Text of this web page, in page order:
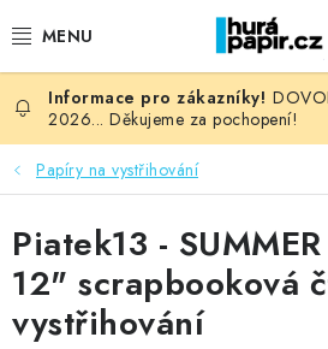
na
NOVINKY
HURÁ DÍLNA
VŠECHNO ZBOŽÍ
KNIHAŘSKÝ MATERIÁL
2026... Děkujeme za pochopení!
Papíry na vystřihování
Piatek13 -
12" scrapbooková
vystřihování